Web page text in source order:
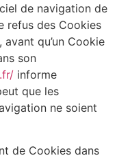
de navigation de
refus des Cookies
qu’un Cookie
son
informe
que les
ne soient
de Cookies dans